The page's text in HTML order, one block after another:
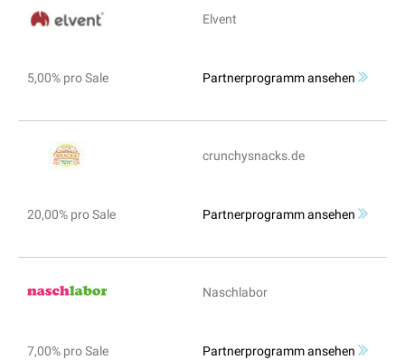
Elvent
5,00% pro Sale Partnerprogramm ansehen
crunchysnacks.de
20,00% pro Sale Partnerprogramm ansehen
Naschlabor
7,00% pro Sale Partnerprogramm ansehen